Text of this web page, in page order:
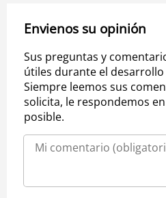
Envienos su opinión
Sus preguntas y
útiles durante el desarrollo
Siempre leemos sus
solicita, le respondemos
posible.